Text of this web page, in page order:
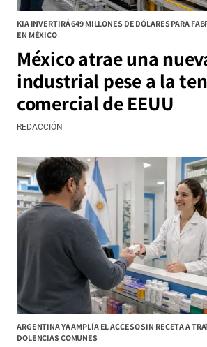
KIA INVERTIRÁ 649 MILLONES DE DÓLARES PARA
EN MÉXICO
México atrae una
industrial pese a la
comercial de EEUU
REDACCIÓN
ARGENTINA YA AMPLÍA EL ACCESO SIN RECETA A
DOLENCIAS COMUNES